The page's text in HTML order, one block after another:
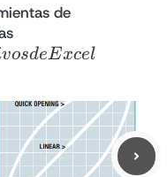
de
de Excel
vosdeExcel